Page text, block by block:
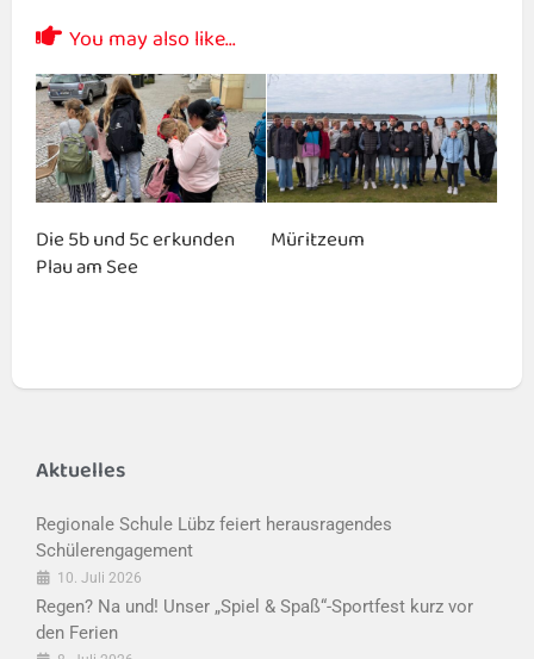
You may also like...
Die 5b und 5c erkunden
Plau am See
Müritzeum
Aktuelles
Regionale Schule Lübz feiert herausragendes
Schülerengagement
10. Juli 2026
Regen? Na und! Unser „Spiel & Spaß“-Sportfest kurz vor
den Ferien